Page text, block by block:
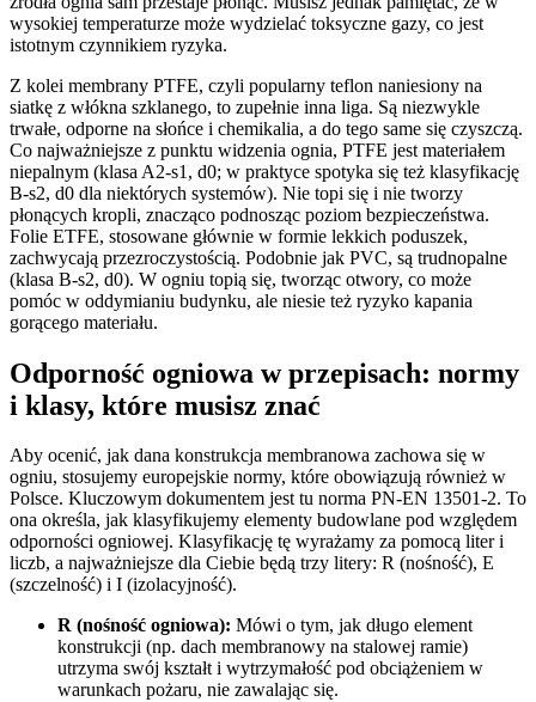
wysokiej temperaturze może wydzielać toksyczne gazy, co jest
istotnym czynnikiem ryzyka.
Z kolei membrany PTFE, czyli popularny teflon naniesiony na
siatkę z włókna szklanego, to zupełnie inna liga. Są niezwykle
trwałe, odporne na słońce i chemikalia, a do tego same się czyszczą.
Co najważniejsze z punktu widzenia ognia, PTFE jest materiałem
niepalnym (klasa A2-s1, d0; w praktyce spotyka się też klasyfikację
B-s2, d0 dla niektórych systemów). Nie topi się i nie tworzy
płonących kropli, znacząco podnosząc poziom bezpieczeństwa.
Folie ETFE, stosowane głównie w formie lekkich poduszek,
zachwycają przezroczystością. Podobnie jak PVC, są trudnopalne
(klasa B-s2, d0). W ogniu topią się, tworząc otwory, co może
pomóc w oddymianiu budynku, ale niesie też ryzyko kapania
gorącego materiału.
Odporność ogniowa w przepisach: normy
i klasy, które musisz znać
Aby ocenić, jak dana konstrukcja membranowa zachowa się w
ogniu, stosujemy europejskie normy, które obowiązują również w
Polsce. Kluczowym dokumentem jest tu norma PN-EN 13501-2. To
ona określa, jak klasyfikujemy elementy budowlane pod względem
odporności ogniowej. Klasyfikację tę wyrażamy za pomocą liter i
liczb, a najważniejsze dla Ciebie będą trzy litery: R (nośność), E
(szczelność) i I (izolacyjność).
R (nośność ogniowa): Mówi o tym, jak długo element
konstrukcji (np. dach membranowy na stalowej ramie)
utrzyma swój kształt i wytrzymałość pod obciążeniem w
warunkach pożaru, nie zawalając się.